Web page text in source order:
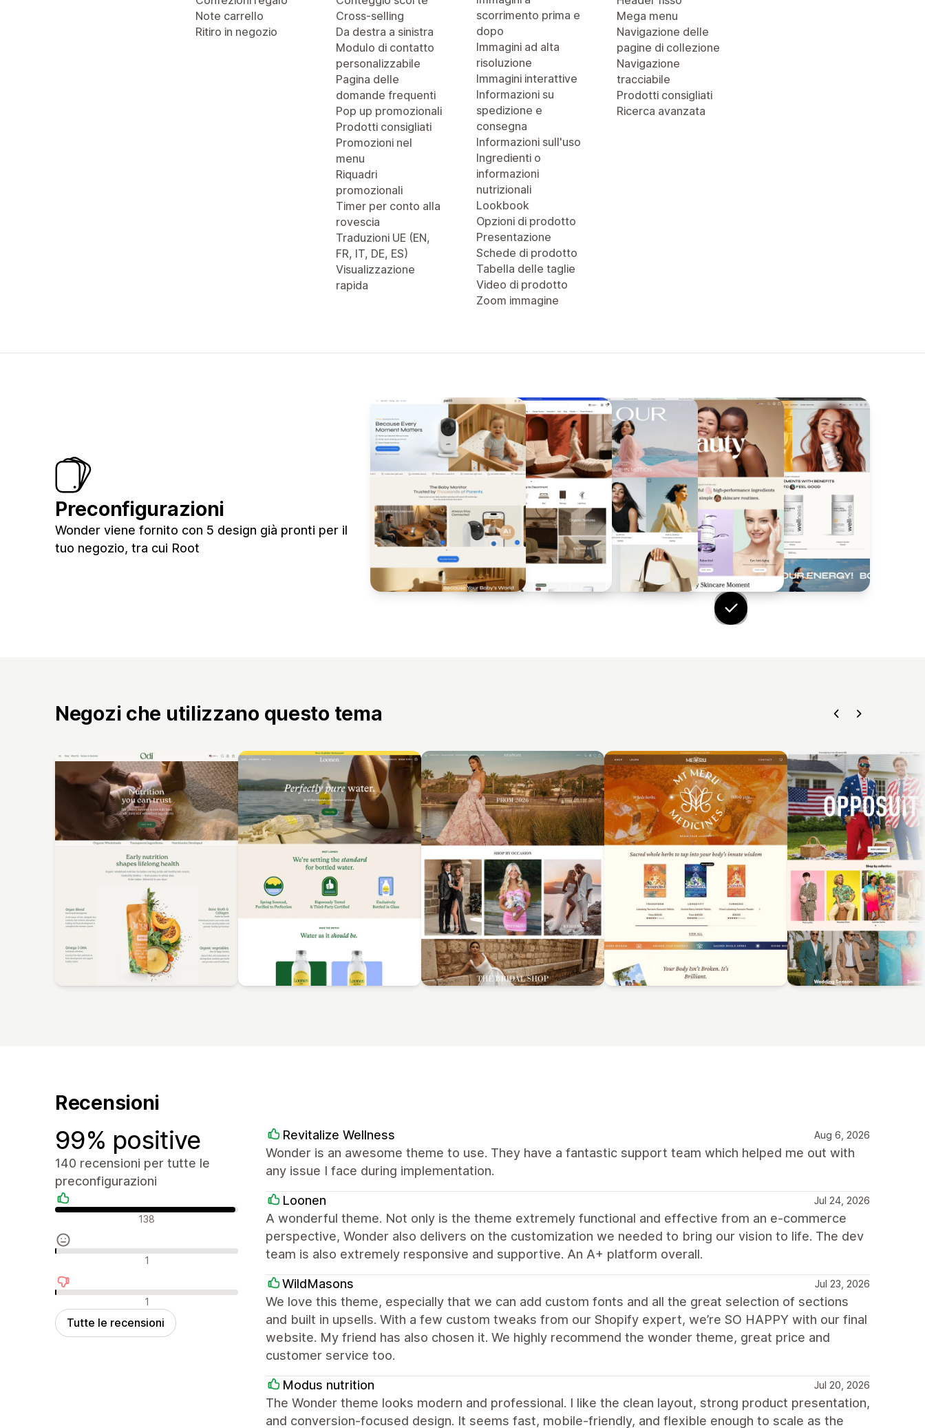
Note carrello
Ritiro in negozio
Cross-selling
Da destra a sinistra
Modulo di contatto
personalizzabile
Pagina delle
domande frequenti
Pop up promozionali
Prodotti consigliati
Promozioni nel
menu
Riquadri
promozionali
Timer per conto alla
rovescia
Traduzioni UE (EN,
FR, IT, DE, ES)
Visualizzazione
rapida
scorrimento prima e
dopo
Immagini ad alta
risoluzione
Immagini interattive
Informazioni su
spedizione e
consegna
Informazioni sull'uso
Ingredienti o
informazioni
nutrizionali
Lookbook
Opzioni di prodotto
Presentazione
Schede di prodotto
Tabella delle taglie
Video di prodotto
Zoom immagine
Mega menu
Navigazione delle
pagine di collezione
Navigazione
tracciabile
Prodotti consigliati
Ricerca avanzata
Preconfigurazioni
Wonder viene fornito con 5 design già pronti per il
tuo negozio, tra cui Root
Negozi che utilizzano questo tema
Recensioni
99% positive
140 recensioni per tutte le
preconfigurazioni
Recensioni positive
138
Recensioni neutrali
1
Recensioni negative
1
Tutte le recensioni
Revitalize Wellness Aug 6, 2026
Wonder is an awesome theme to use. They have a fantastic support team which helped me out with
any issue I face during implementation.
Loonen Jul 24, 2026
A wonderful theme. Not only is the theme extremely functional and effective from an e-commerce
perspective, Wonder also delivers on the customization we needed to bring our vision to life. The dev
team is also extremely responsive and supportive. An A+ platform overall.
WildMasons Jul 23, 2026
We love this theme, especially that we can add custom fonts and all the great selection of sections
and built in upsells. With a few custom tweaks from our Shopify expert, we’re SO HAPPY with our final
website. My friend has also chosen it. We highly recommend the wonder theme, great price and
customer service too.
Modus nutrition Jul 20, 2026
The Wonder theme looks modern and professional. I like the clean layout, strong product presentation,
and conversion-focused design. It seems fast, mobile-friendly, and flexible enough to scale as the